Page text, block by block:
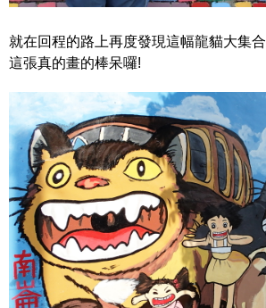
就在回程的路上再度發現這幅龍貓大集合
這張真的畫的棒呆囉!